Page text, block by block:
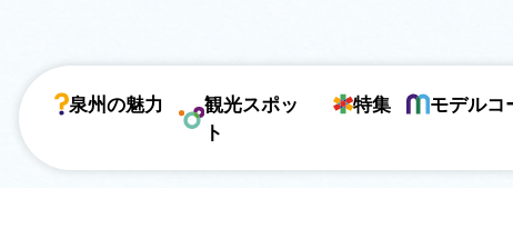
泉州の魅力
観光スポッ
ト
特集 モデルコ